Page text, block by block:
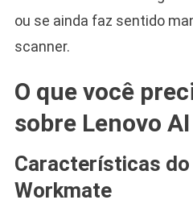
ou se ainda faz sentido
scanner.
O que você
sobre Lenovo
Características do
Workmate